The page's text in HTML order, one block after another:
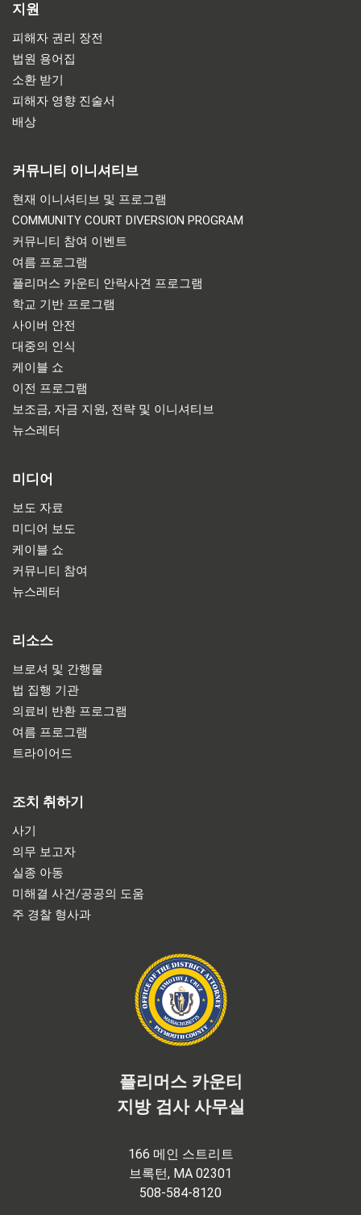
지원
피해자 권리 장전
법원 용어집
소환 받기
피해자 영향 진술서
배상
커뮤니티 이니셔티브
현재 이니셔티브 및 프로그램
COMMUNITY COURT DIVERSION PROGRAM
커뮤니티 참여 이벤트
여름 프로그램
플리머스 카운티 안락사견 프로그램
학교 기반 프로그램
사이버 안전
대중의 인식
케이블 쇼
이전 프로그램
보조금, 자금 지원, 전략 및 이니셔티브
뉴스레터
미디어
보도 자료
미디어 보도
케이블 쇼
커뮤니티 참여
뉴스레터
리소스
브로셔 및 간행물
법 집행 기관
의료비 반환 프로그램
여름 프로그램
트라이어드
조치 취하기
사기
의무 보고자
실종 아동
미해결 사건/공공의 도움
주 경찰 형사과
플리머스 카운티
지방 검사 사무실
166 메인 스트리트
브록턴, MA 02301
508-584-8120